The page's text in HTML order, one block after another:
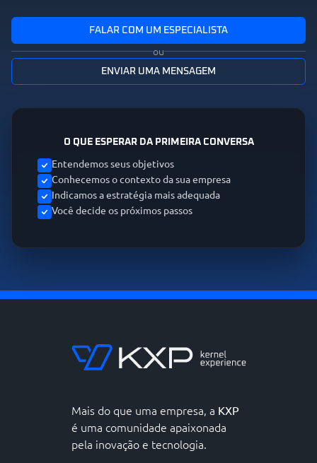
FALAR COM UM ESPECIALISTA
ou
ENVIAR UMA MENSAGEM
O QUE ESPERAR DA PRIMEIRA CONVERSA
Entendemos seus objetivos
Conhecemos o contexto da sua empresa
Indicamos a estratégia mais adequada
Você decide os próximos passos
Mais do que uma empresa, a KXP
é uma comunidade apaixonada
pela inovação e tecnologia.